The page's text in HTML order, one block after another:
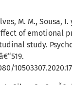
M. M., Sousa, I.
of emotional
study.